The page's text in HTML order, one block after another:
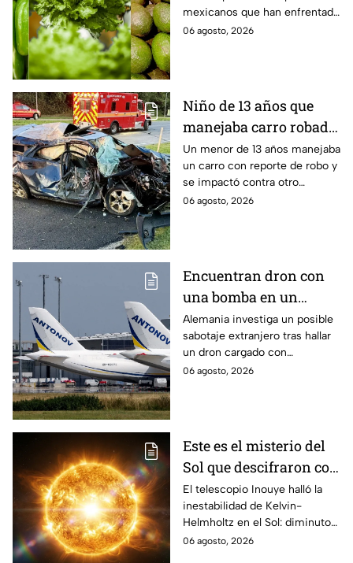
lechuga y jalapeños
encabezan la lista
mexicanos que han enfrentado
restricciones o
06 agosto, 2026
Niño de 13 años que
manejaba carro robado
provoca brutal
accidente; hay un
muerto y heridos de
gravedad
Un menor de 13 años manejaba
un carro con reporte de robo y
se impactó contra otro
vehículo en Maryland, Estados
06 agosto, 2026
Encuentran dron con
una bomba en un
aeropuerto de
Alemania: no explotó
por falla técnica
Alemania investiga un posible
sabotaje extranjero tras hallar
un dron cargado con
explosivos en el aeropuerto de
06 agosto, 2026
Este es el misterio del
Sol que descifraron con
un telescopio en
Hawái: explica las
tormentas solares que
afectan a la Tierra
El telescopio Inouye halló la
inestabilidad de Kelvin-
Helmholtz en el Sol: diminutos
remolinos que explicarían el
06 agosto, 2026